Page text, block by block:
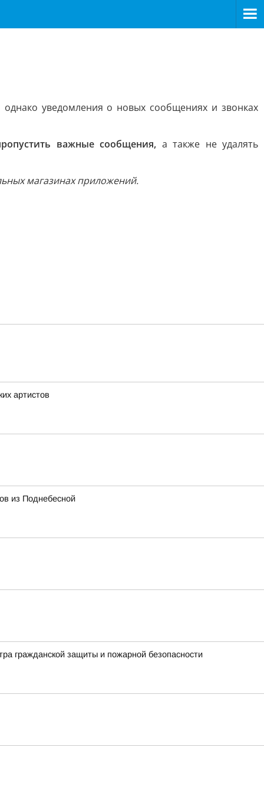
уведомления о новых сообщениях и звонках
важные сообщения, а также не удалять
магазинах приложений.
артистов
из Поднебесной
гражданской защиты и пожарной безопасности